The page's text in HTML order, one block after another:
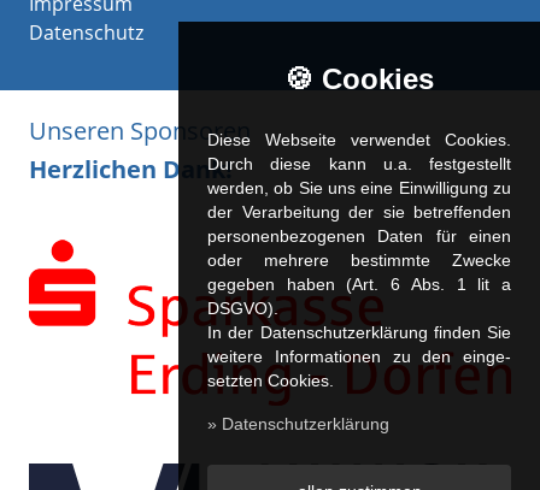
Datenschutz
Unseren Sponsoren
Herzlichen Dank!
🍪 Cookies
Diese Webseite verwendet Cookies.
Durch diese kann u.a. fest­ge­stellt
werden, ob Sie uns eine Einwilligung zu
der Verarbeitung der sie betreffenden
personenbezogenen Daten für einen
oder mehrere bestimmte Zwecke
gegeben haben (Art. 6 Abs. 1 lit a
DSGVO).
In der Datenschutzerklärung finden Sie
weitere Informationen zu den ein­ge­
setz­ten Cookies.
» Datenschutzerklärung